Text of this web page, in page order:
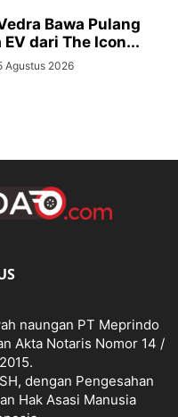
Bawa Pulang
dari The Icon...
Agustus 2026
naungan PT Meprindo
Akta Notaris Nomor 14 /
dengan Pengesahan
Hak Asasi Manusia